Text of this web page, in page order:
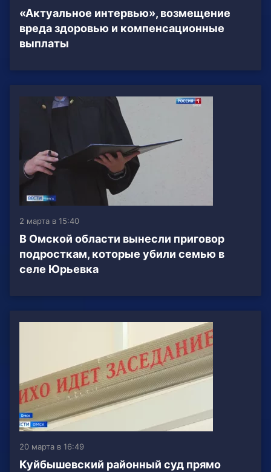
«Актуальное интервью», возмещение
вреда здоровью и компенсационные
выплаты
2 марта в 15:40
В Омской области вынесли приговор
подросткам, которые убили семью в
селе Юрьевка
20 марта в 16:49
Куйбышевский районный суд прямо